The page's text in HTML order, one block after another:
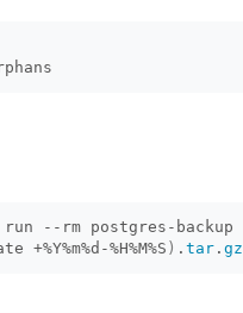
--rm postgres-backup
+%Y%m%d-%H%M%S ) . tar . gz